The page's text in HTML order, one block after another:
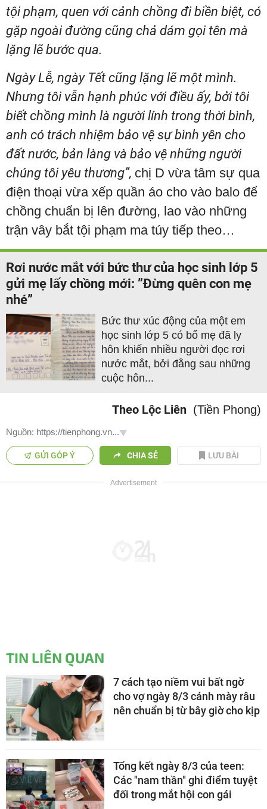
tội phạm, quen với cảnh chồng đi biền biệt, có
gặp ngoài đường cũng chả dám gọi tên mà
lặng lẽ bước qua.
Ngày Lễ, ngày Tết cũng lặng lẽ một mình.
Nhưng tôi vẫn hạnh phúc với điều ấy, bởi tôi
biết chồng mình là người lính trong thời bình,
anh có trách nhiệm bảo vệ sự bình yên cho
đất nước, bản làng và bảo vệ những người
chúng tôi yêu thương”, chị D vừa tâm sự qua
điện thoại vừa xếp quần áo cho vào balo để
chồng chuẩn bị lên đường, lao vào những
trận vây bắt tội phạm ma túy tiếp theo…
Rơi nước mắt với bức thư của học sinh lớp 5
gửi mẹ lấy chồng mới: ”Đừng quên con mẹ
nhé”
Bức thư xúc động của một em
học sinh lớp 5 có bố mẹ đã ly
hôn khiến nhiều người đọc rơi
nước mắt, bởi đằng sau những
cuộc hôn...
Theo Lộc Liên (Tiền Phong)
Nguồn: https://tienphong.vn...
GỬI GÓP Ý CHIA SẺ LƯU BÀI
TIN LIÊN QUAN
7 cách tạo niềm vui bất ngờ
cho vợ ngày 8/3 cánh mày râu
nên chuẩn bị từ bây giờ cho kịp
Tổng kết ngày 8/3 của teen:
Các "nam thần" ghi điểm tuyệt
đối trong mắt hội con gái